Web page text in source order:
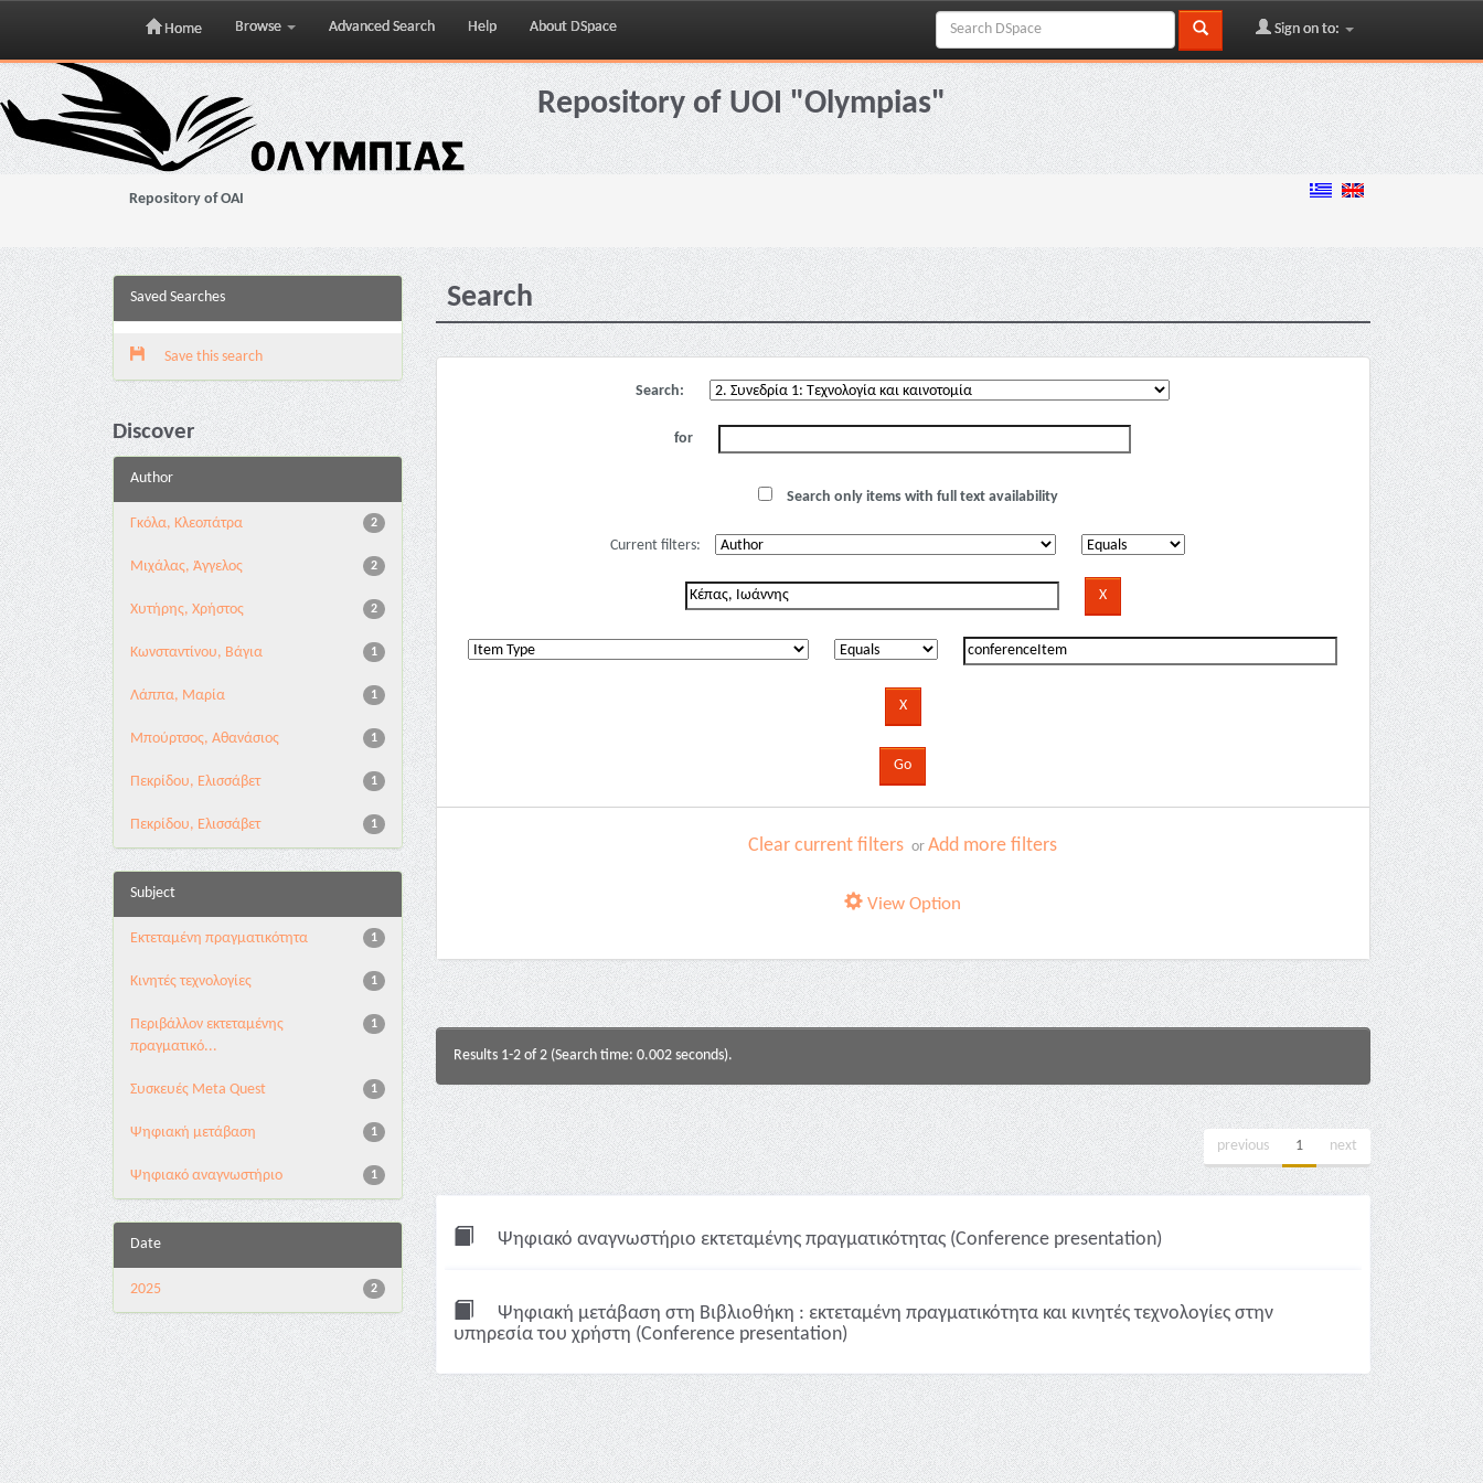
Skip
navigation
Home Browse Advanced Search Help About DSpace Sign on to:
Repository of UOI "Olympias"
Repository of OAI
Saved Searches
Save this search
Discover
Author
2
Γκόλα, Κλεοπάτρα
2
Μιχάλας, Άγγελος
2
Χυτήρης, Χρήστος
1
Κωνσταντίνου, Βάγια
1
Λάππα, Μαρία
1
Μπούρτσος, Αθανάσιος
1
Πεκρίδου, Ελισσάβετ
1
Πεκρίδου, Ελισσάβετ
Subject
1
Εκτεταμένη πραγματικότητα
1
Κινητές τεχνολογίες
1
Περιβάλλον εκτεταμένης
πραγματικό...
1
Συσκευές Meta Quest
1
Ψηφιακή μετάβαση
1
Ψηφιακό αναγνωστήριο
Date
2
2025
Search
Search:
for
Search only items with full text availability
Current filters:
Clear current filters orAdd more filters
View Option
Results 1-2 of 2 (Search time: 0.002 seconds).
previous 1 next
Ψηφιακό αναγνωστήριο εκτεταμένης πραγματικότητας (Conference presentation)
Ψηφιακή μετάβαση στη Βιβλιοθήκη : εκτεταμένη πραγματικότητα και κινητές τεχνολογίες στην
υπηρεσία του χρήστη (Conference presentation)